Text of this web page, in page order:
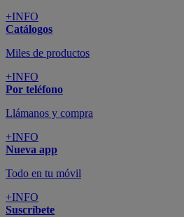
+INFO
Catálogos
Miles de productos
+INFO
Por teléfono
Llámanos y compra
+INFO
Nueva app
Todo en tu móvil
+INFO
Suscríbete